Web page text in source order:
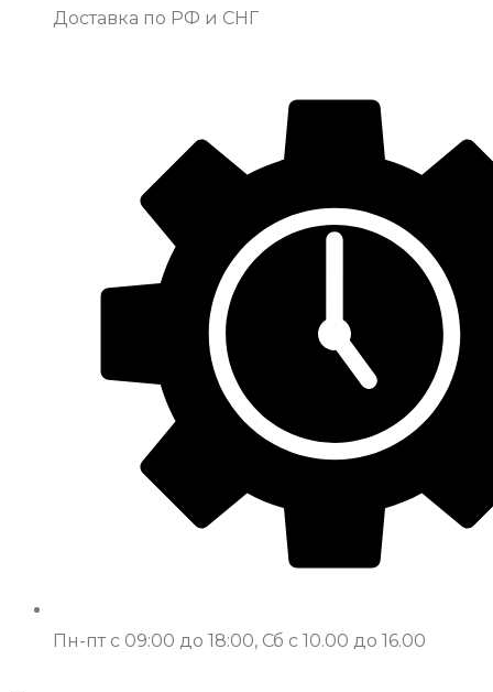
Доставка по РФ и СНГ
Пн-пт с 09:00 до 18:00, Сб с 10.00 до 16.00